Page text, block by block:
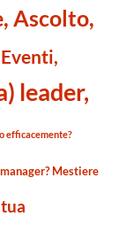
Ascolto,
Eventi,
leader,
efficacemente?
Mestiere